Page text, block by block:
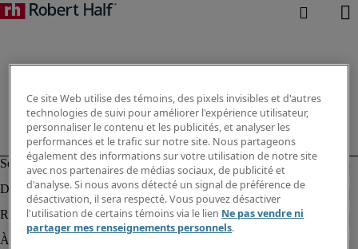
Ce site Web utilise des témoins, des pixels invisibles et d'autres
technologies de suivi pour améliorer l'expérience utilisateur,
personnaliser le contenu et les publicités, et analyser les
performances et le trafic sur notre site. Nous partageons
également des informations sur votre utilisation de notre site
avec nos partenaires de médias sociaux, de publicité et
d'analyse. Si nous avons détecté un signal de préférence de
désactivation, il sera respecté. Vous pouvez désactiver
l'utilisation de certains témoins via le lien Ne pas vendre ni
partager mes renseignements personnels.